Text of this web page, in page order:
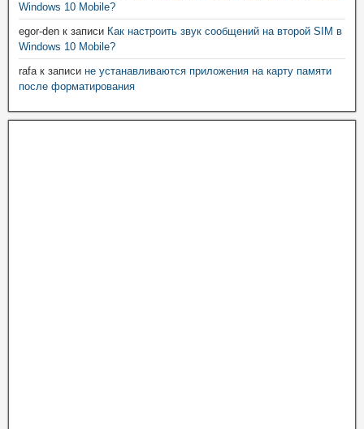
Windows 10 Mobile?
egor-den к записи Как настроить звук сообщений на второй SIM в
Windows 10 Mobile?
rafaк записи не устанавливаются приложения на карту памяти
после форматирования